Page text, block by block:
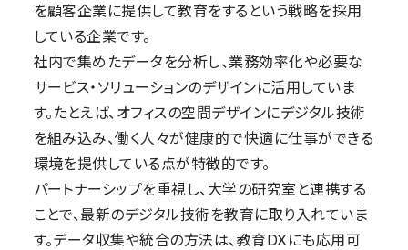
を顧客企業に提供して教育をするという戦略を採用
している企業です。
社内で集めたデータを分析し、業務効率化や必要な
サービス・ソリューションのデザインに活用していま
す。たとえば、オフィスの空間デザインにデジタル技術
を組み込み、働く人々が健康的で快適に仕事ができる
環境を提供している点が特徴的です。
パートナーシップを重視し、大学の研究室と連携する
ことで、最新のデジタル技術を教育に取り入れていま
す。データ収集や統合の方法は、教育DXにも応用可